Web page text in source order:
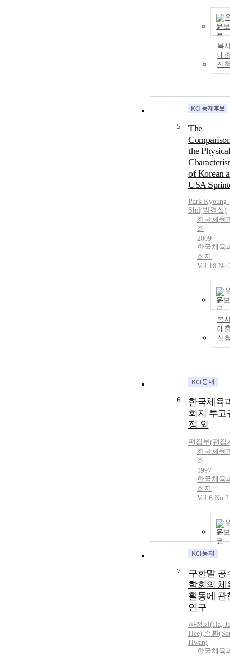
문
복
대
신
5
The
the Physical
of Korean
USA
Park Kyoung-
Shil(박경실)
한국체육
회
2009
한국체육
회지
Vol.18
문
복
대
신
6
한국체육
회지 투고
정 외
편집부(편집
한국체육
회
1997
한국체육
회지
Vol.6 No.2
문
7
구한말 공
학회의 체
활동에 관
연구
하정희(Ha,
Hee),손환
Hwan)
한국체육